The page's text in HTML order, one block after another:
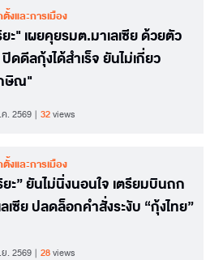
งและการเมือง
ะ" เผยคุยรมต.มาเลเซีย ด้วยตัว
ปิดดีลกุ้งได้สำเร็จ ยันไม่เกี่ยว
ษิณ"
. 2569 32views
งและการเมือง
ยะ” ยันไม่นิ่งนอนใจ เตรียมบินถก
เซีย ปลดล็อกคำสั่งระงับ “กุ้งไทย”
. 2569 28views